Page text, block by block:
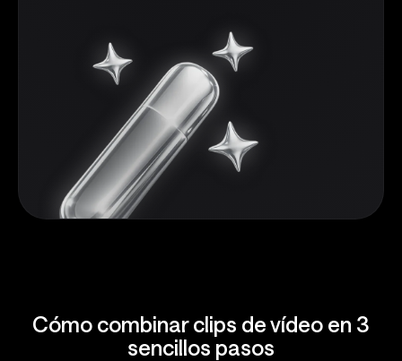
Cómo combinar clips de vídeo en 3
sencillos pasos